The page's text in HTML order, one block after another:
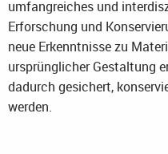
umfangreiches und
Erforschung und
neue Erkenntnisse zu
ursprünglicher Gestaltung
dadurch gesichert,
werden.